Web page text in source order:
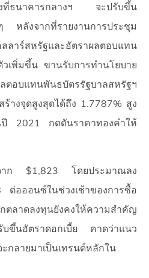
งที่ธนาคารกลางฯ จะปรับขึ้น
หลังจากที่รายงานการประชุม
าร์สหรัฐและอัตราผลตอบแทน
เพิ่มขึ้น ขานรับการทำนโยบาย
ตอบแทนพันธบัตรรัฐบาลสหรัฐฯ
างจุดสูงสุดได้ถึง 1.7787% สูง
ปี 2021 กดดันราคาทองคำให้
จาก $1,823 โดยประมาณลง
อออนซ์ในช่วงเช้าของการซื้อ
ลาดลงทุนยังคงให้ความสำคัญ
บขึ้นอัตราดอกเบี้ย คาดว่าแนว
กลายมาเป็นเทรนด์หลักใน